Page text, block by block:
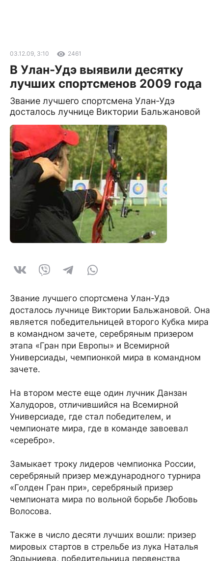
03.12.09, 3:10 2461
В Улан-Удэ выявили десятку
лучших спортсменов 2009 года
Звание лучшего спортсмена Улан-Удэ
досталось лучнице Виктории Бальжановой
Звание лучшего спортсмена Улан-Удэ
досталось лучнице Виктории Бальжановой. Она
является победительницей второго Кубка мира
в командном зачете, серебряным призером
этапа «Гран при Европы» и Всемирной
Универсиады, чемпионкой мира в командном
зачете.
На втором месте еще один лучник Данзан
Халудоров, отличившийся на Всемирной
Универсиаде, где стал победителем, и
чемпионате мира, где в команде завоевал
«серебро».
Замыкает троку лидеров чемпионка России,
серебряный призер международного турнира
«Голден Гран при», серебряный призер
чемпионата мира по вольной борьбе Любовь
Волосова.
Также в число десяти лучших вошли: призер
мировых стартов в стрельбе из лука Наталья
Эрдыниева, победительница первенства